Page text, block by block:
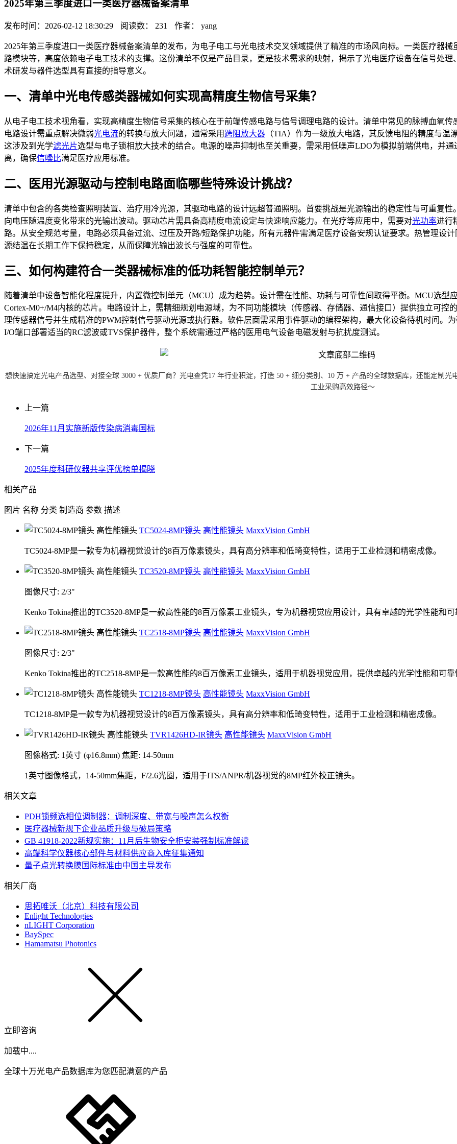
2025年第三季度进口一类医疗器械备案清单
发布时间：2026-02-12 18:30:29 阅读数： 231 作者： yang
2025年第三季度进口一类医疗器械备案清单的发布，为电子电工与光电技术交叉领域提供了精准的市场风向标。一类医疗器械
路模块等，高度依赖电子电工技术的支撑。这份清单不仅是产品目录，更是技术需求的映射，揭示了光电医疗设备在信号处
术研发与器件选型具有直接的指导意义。
一、清单中光电传感类器械如何实现高精度生物信号采集？
从电子电工技术视角看，实现高精度生物信号采集的核心在于前端传感电路与信号调理电路的设计。清单中常见的脉搏血氧
电路设计需重点解决微弱光电流的转换与放大问题，通常采用 跨阻放大器 （TIA）作为一级放大电路，其反馈电阻的精度与温
这涉及到光学滤光片选型与电子锁相放大技术的结合。电源的噪声抑制也至关重要，需采用低噪声LDO为模拟前端供电，并通
离，确保信噪比满足医疗应用标准。
二、医用光源驱动与控制电路面临哪些特殊设计挑战？
清单中包含的各类检查照明装置、治疗用冷光源，其驱动电路的设计远超普通照明。首要挑战是光源输出的稳定性与可重复性
向电压随温度变化带来的光输出波动。驱动芯片需具备高精度电流设定与快速响应能力。在光疗等应用中，需要对光功率进行
路。从安全规范考量，电路必须具备过流、过压及开路/短路保护功能，所有元器件需满足医疗设备安规认证要求。热管理设
源结温在长期工作下保持稳定，从而保障光输出波长与强度的可靠性。
三、如何构建符合一类器械标准的低功耗智能控制单元？
随着清单中设备智能化程度提升，内置微控制单元（MCU）成为趋势。设计需在性能、功耗与可靠性间取得平衡。MCU选型
Cortex-M0+/M4内核的芯片。电路设计上，需精细规划电源域，为不同功能模块（传感器、存储器、通信接口）提供独立可
理传感器信号并生成精准的PWM控制信号驱动光源或执行器。软件层面需采用事件驱动的编程架构，最大化设备待机时间。
I/O端口部署适当的RC滤波或TVS保护器件，整个系统需通过严格的医用电气设备电磁发射与抗扰度测试。
想快速搞定光电产品选型、对接全球 3000 + 优质厂商？光电查凭17 年行业积淀，打造 50 + 细分类别、10 万 + 产品的全球数据库，还能定制
工业采购高效路径～
上一篇
2026年11月实施新版传染病消毒国标
下一篇
2025年度科研仪器共享评优榜单揭晓
相关产品
图片 名称 分类 制造商 参数 描述
TC5024-8MP镜头 高性能镜头 MaxxVision GmbH
TC5024-8MP是一款专为机器视觉设计的8百万像素镜头，具有高分辨率和低畸变特性，适用于工业检测和精密成像。
TC3520-8MP镜头 高性能镜头 MaxxVision GmbH
图像尺寸: 2/3"
Kenko Tokina推出的TC3520-8MP是一款高性能的8百万像素工业镜头，专为机器视觉应用设计，具有卓越的光学性能和可
TC2518-8MP镜头 高性能镜头 MaxxVision GmbH
图像尺寸: 2/3"
Kenko Tokina推出的TC2518-8MP是一款高性能的8百万像素工业镜头，适用于机器视觉应用，提供卓越的光学性能和可靠
TC1218-8MP镜头 高性能镜头 MaxxVision GmbH
TC1218-8MP是一款专为机器视觉设计的8百万像素镜头，具有高分辨率和低畸变特性，适用于工业检测和精密成像。
TVR1426HD-IR镜头 高性能镜头 MaxxVision GmbH
图像格式: 1英寸 (φ16.8mm) 焦距: 14-50mm
1英寸图像格式，14-50mm焦距，F/2.6光圈，适用于ITS/ANPR/机器视觉的8MP红外校正镜头。
相关文章
PDH锁频选相位调制器：调制深度、带宽与噪声怎么权衡
医疗器械新规下企业品质升级与破局策略
GB 41918-2022新规实施：11月后生物安全柜安装强制标准解读
高端科学仪器核心部件与材料供应商入库征集通知
量子点光转换膜国际标准由中国主导发布
相关厂商
思拓唯沃（北京）科技有限公司
Enlight Technologies
nLIGHT Corporation
BaySpec
Hamamatsu Photonics
立即咨询
加载中....
全球十万光电产品数据库为您匹配满意的产品